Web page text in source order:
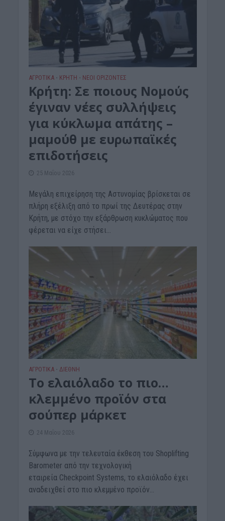
ΑΓΡΟΤΙΚΑ • ΚΡΗΤΗ • ΝΕΟΙ ΟΡΙΖΟΝΤΕΣ
Κρήτη: Σε ποιους Νομούς
έγιναν νέες συλλήψεις
για κύκλωμα απάτης –
μαμούθ με ευρωπαϊκές
επιδοτήσεις
25 Μαΐου 2026
Μεγάλη επιχείρηση της Αστυνομίας βρίσκεται σε
πλήρη εξέλιξη από το πρωί της Δευτέρας στην
Κρήτη, με στόχο την εξάρθρωση κυκλώματος που
φέρεται να είχε στήσει...
ΑΓΡΟΤΙΚΑ • ΔΙΕΘΝΗ
Το ελαιόλαδο το πιο…
κλεμμένο προϊόν στα
σούπερ μάρκετ
24 Μαΐου 2026
Σύμφωνα με την τελευταία έκθεση του Shoplifting
Barometer από την τεχνολογική
εταιρεία Checkpoint Systems, το ελαιόλαδο έχει
αναδειχθεί στο πιο κλεμμένο προϊόν...